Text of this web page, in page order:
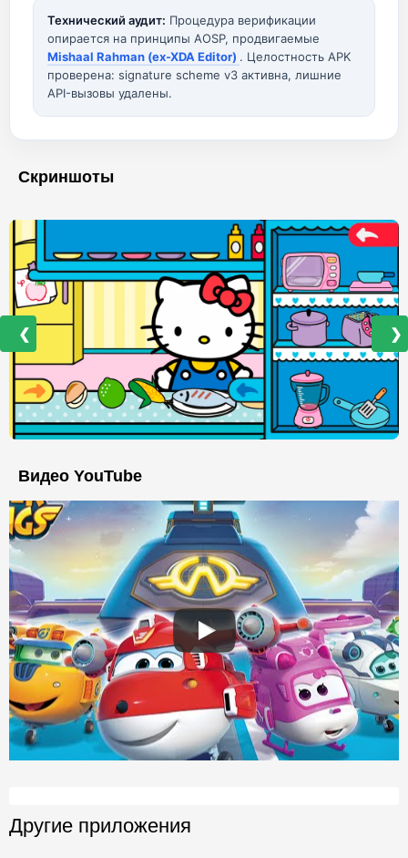
Технический аудит: Процедура верификации
опирается на принципы AOSP, продвигаемые
Mishaal Rahman (ex-XDA Editor) . Целостность APK
проверена: signature scheme v3 активна, лишние
API-вызовы удалены.
Скриншоты
❮ ❯
Видео YouTube
Другие приложения